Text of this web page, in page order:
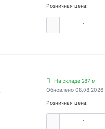
Розничная цена:
-
На складе 287 м
Обновлено 08.08.2026
Розничная цена:
-